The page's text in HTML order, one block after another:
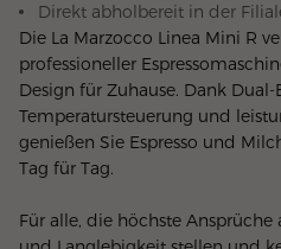
Direkt abholbereit in der
Die La Marzocco Linea Mini R
professioneller
Design für Zuhause. Dank
Temperatursteuerung und
genießen Sie Espresso und
Tag für Tag.
Für alle, die höchste Ansprüche